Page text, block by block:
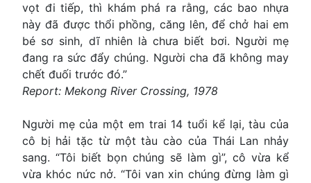
vọt đi tiếp, thì khám phá ra rằng, các bao nhựa
này đã được thổi phồng, căng lên, để chở hai em
bé sơ sinh, dĩ nhiên là chưa biết bơi. Người mẹ
đang ra sức đẩy chúng. Người cha đã không may
chết đuối trước đó.”
Report: Mekong River Crossing, 1978
Người mẹ của một em trai 14 tuổi kể lại, tàu của
cô bị hải tặc từ một tàu cào của Thái Lan nhảy
sang. “Tôi biết bọn chúng sẽ làm gì”, cô vừa kể
vừa khóc nức nở. “Tôi van xin chúng đừng làm gì